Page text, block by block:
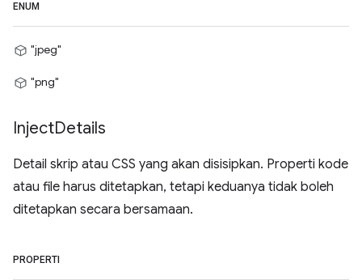
ENUM
"jpeg"
"png"
InjectDetails
Detail skrip atau CSS yang akan disisipkan. Properti kode
atau file harus ditetapkan, tetapi keduanya tidak boleh
ditetapkan secara bersamaan.
PROPERTI